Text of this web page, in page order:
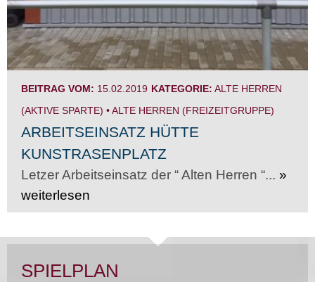
BEITRAG VOM: 15.02.2019 KATEGORIE: ALTE HERREN
(AKTIVE SPARTE) •ALTE HERREN (FREIZEITGRUPPE)
ARBEITSEINSATZ HÜTTE
KUNSTRASENPLATZ
Letzer Arbeitseinsatz der “ Alten Herren “... »
weiterlesen
SPIELPLAN